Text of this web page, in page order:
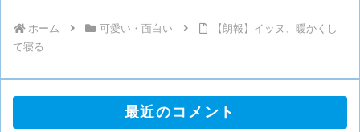
ホーム 可愛い・面白い
【朗報】イッヌ、暖かくし
て寝る
最近のコメント